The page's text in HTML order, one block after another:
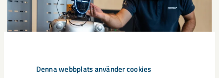
Denna webbplats använder cookies